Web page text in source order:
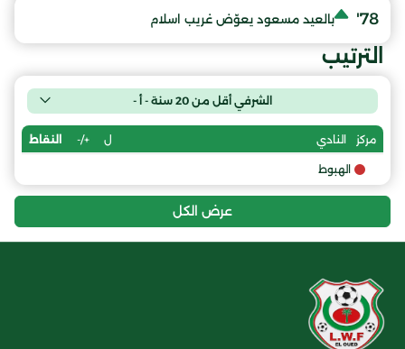
78' بالعيد مسعود يعوّض غريب اسلام
الترتيب
الشرفي أقل من 20 سنة - أ -
مركز النادي ل +/- النقاط
الهبوط
عرض الكل